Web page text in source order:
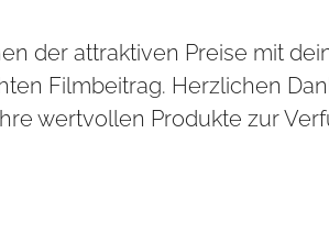
der attraktiven Preise mit
Filmbeitrag. Herzlichen
wertvollen Produkte zur